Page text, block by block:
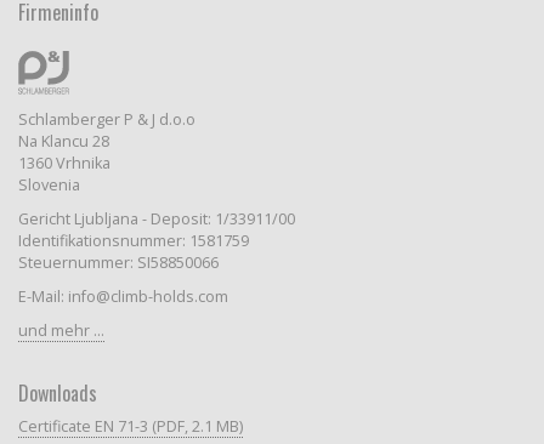
Firmeninfo
Schlamberger P & J d.o.o
Na Klancu 28
1360 Vrhnika
Slovenia
Gericht Ljubljana - Deposit: 1/33911/00
Identifikationsnummer: 1581759
Steuernummer: SI58850066
E-Mail: info@climb-holds.com
und mehr ...
Downloads
Certificate EN 71-3 (PDF, 2.1 MB)